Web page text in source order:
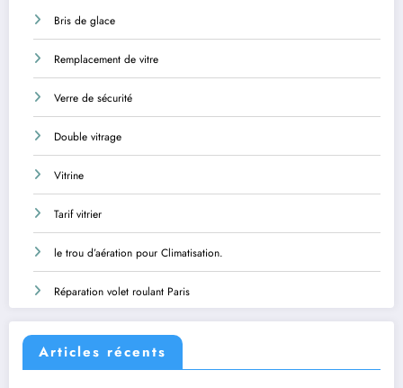
Bris de glace
Remplacement de vitre
Verre de sécurité
Double vitrage
Vitrine
Tarif vitrier
le trou d’aération pour Climatisation.
Réparation volet roulant Paris
Articles récents